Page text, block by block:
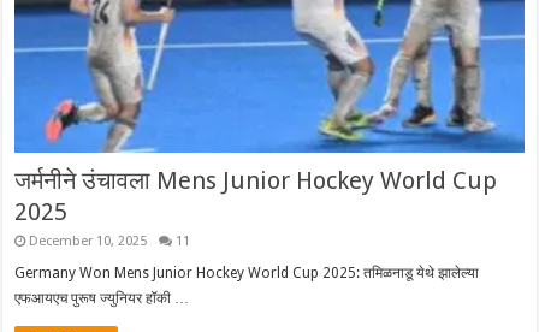
जर्मनीने उंचावला Mens Junior Hockey World Cup
2025
December 10, 2025 11
Germany Won Mens Junior Hockey World Cup 2025: तमिळनाडू येथे झालेल्या
एफआयएच पुरूष ज्युनियर हॉकी …